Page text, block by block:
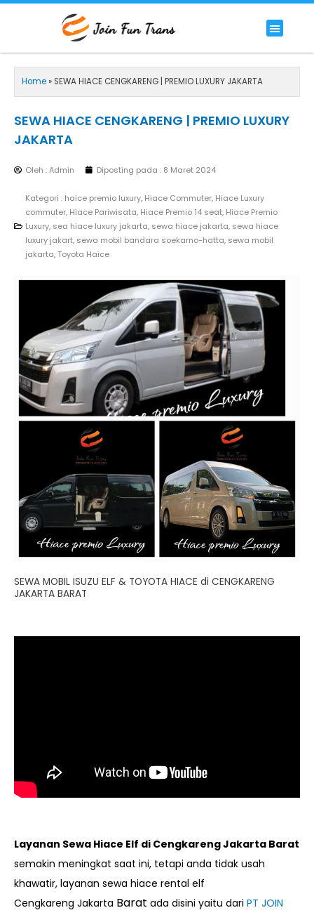
Menu
Home» SEWA HIACE CENGKARENG | PREMIO LUXURY JAKARTA
SEWA HIACE CENGKARENG | PREMIO LUXURY
JAKARTA
Oleh : Admin Diposting pada : 8 Maret 2024
Kategori : haice premio luxury, Hiace Commuter, Hiace Luxury
commuter, Hiace Pariwisata, Hiace Premio 14 seat, Hiace Premio
Luxury, sea hiace luxury jakarta, sewa hiace jakarta, sewa hiace
luxury jakart, sewa mobil bandara soekarno-hatta, sewa mobil
jakarta, Toyota Haice
SEWA MOBIL ISUZU ELF & TOYOTA HIACE di CENGKARENG
JAKARTA BARAT
Layanan Sewa Hiace Elf di Cengkareng Jakarta Barat
semakin meningkat saat ini, tetapi anda tidak usah
khawatir, layanan sewa hiace rental elf
Cengkareng Jakarta Barat ada disini yaitu dari PT JOIN